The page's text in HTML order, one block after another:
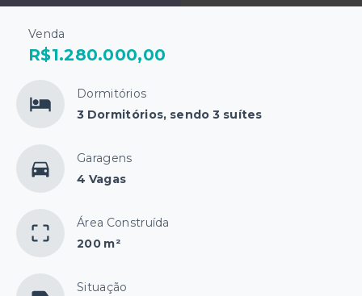
Venda
R$1.280.000,00
Dormitórios
3 Dormitórios, sendo 3 suítes
Garagens
4 Vagas
Área Construída
200 m²
Situação